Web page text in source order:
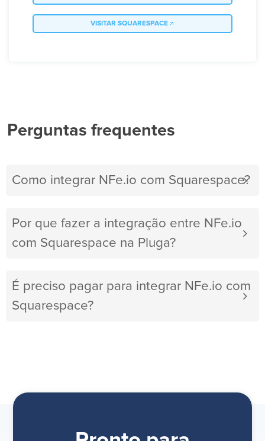
VISITAR SQUARESPACE
Perguntas frequentes
Como integrar NFe.io com Squarespace?
Por que fazer a integração entre NFe.io
com Squarespace na Pluga?
É preciso pagar para integrar NFe.io com
Squarespace?